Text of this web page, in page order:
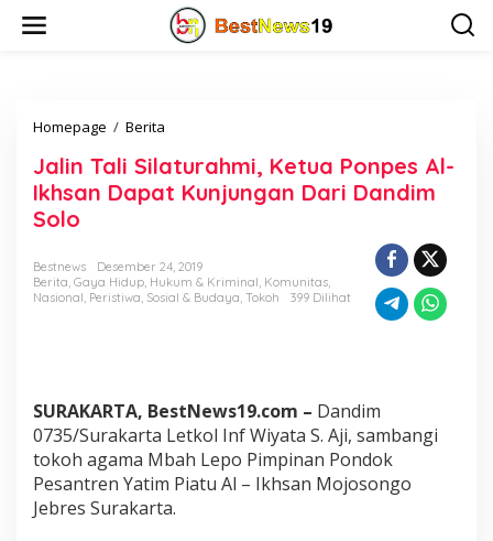
Homepage / Berita
l
i
n
l
i
S
u
r
a
h
m
i
Jalin Tali Silaturahmi, Ketua Ponpes Al-
Ikhsan Dapat Kunjungan Dari Dandim
Solo
Bestnews
Desember 24, 2019
Berita, Gaya Hidup, Hukum & Kriminal, Komunitas,
Nasional, Peristiwa, Sosial & Budaya, Tokoh 399 Dilihat
SURAKARTA, BestNews19.com – Dandim
0735/Surakarta Letkol Inf Wiyata S. Aji, sambangi
tokoh agama Mbah Lepo Pimpinan Pondok
Pesantren Yatim Piatu Al – Ikhsan Mojosongo
Jebres Surakarta.